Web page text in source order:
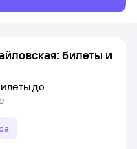
билеты и
до